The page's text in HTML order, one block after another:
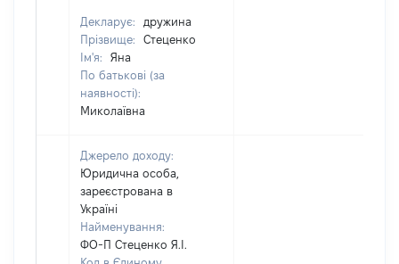
Декларує:
дружина
Прізвище:
Стеценко
Ім'я:
Яна
По батькові (за
наявності):
Миколаївна
Джерело доходу:
Юридична особа,
зареєстрована в
Україні
Найменування:
ФО-П Стеценко Я.І.